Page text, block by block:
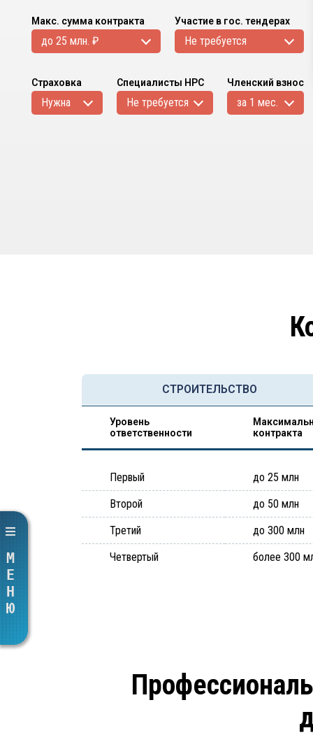
Макс. сумма контракта
до 25 млн. ₽
Участие в гос. тендерах
Не требуется
Страховка
Нужна
Специалисты НРС
Не требуется
Членский взнос
за 1 мес.
СТРОИТЕЛЬСТВО
Уровень
ответственности
контракта
Первый до 25 млн
Второй
до 50 млн
Третий
до 300 млн
Четвертый
более 300
МЕНЮ